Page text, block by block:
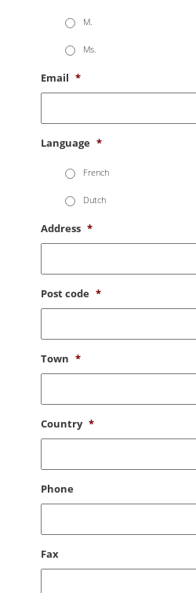
M.
Ms.
Email *
Language *
French
Dutch
Address *
Post code *
Town *
Country *
Phone
Fax